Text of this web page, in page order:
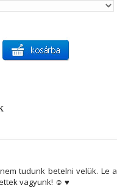
tudunk betelni velük. Le a
vagyunk! ☺ ♥